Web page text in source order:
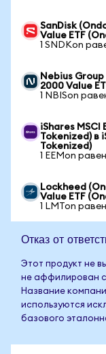
SanDisk
Value ETF
1 SNDKon
Nebius Group
2000 Value
1 NBISon
iShares MSCI
Tokenized) в
Tokenized)
1 EEMon
Lockheed
Value ETF
1 LMTon
Отказ от
Этот продукт не
не аффилирован с
Название
используются
базового